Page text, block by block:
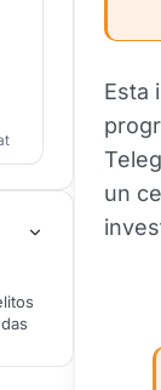
Esta
un